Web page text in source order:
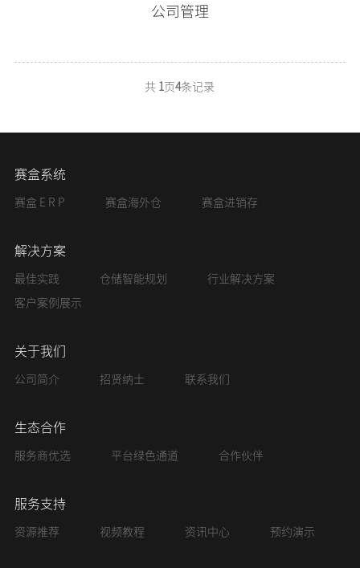
公司管理
共 1页4条记录
赛盒系统
赛盒 E R P 赛盒海外仓 赛盒进销存
解决方案
最佳实践 仓储智能规划 行业解决方案
客户案例展示
关于我们
公司简介 招贤纳士 联系我们
生态合作
服务商优选 平台绿色通道 合作伙伴
服务支持
资源推荐 视频教程 资讯中心 预约演示